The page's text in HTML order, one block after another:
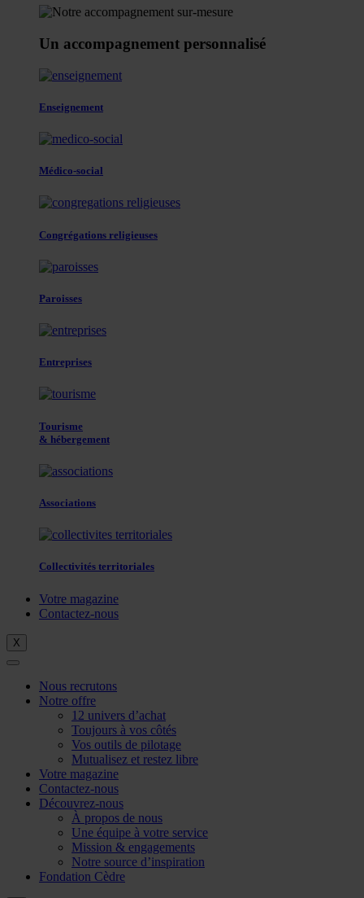
Un accompagnement personnalisé
Enseignement
Médico-social
Congrégations religieuses
Paroisses
Entreprises
Tourisme
& hébergement
Associations
Collectivités territoriales
Votre magazine
Contactez-nous
X
Nous recrutons
Notre offre
12 univers d’achat
Toujours à vos côtés
Vos outils de pilotage
Mutualisez et restez libre
Votre magazine
Contactez-nous
Découvrez-nous
À propos de nous
Une équipe à votre service
Mission & engagements
Notre source d’inspiration
Fondation Cèdre